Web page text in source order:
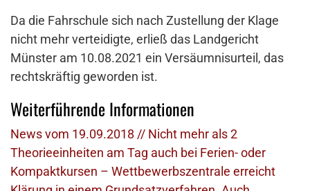
Da die Fahrschule sich nach Zustellung der Klage
nicht mehr verteidigte, erließ das Landgericht
Münster am 10.08.2021 ein Versäumnisurteil, das
rechtskräftig geworden ist.
Weiterführende Informationen
News vom 19.09.2018 // Nicht mehr als 2
Theorieeinheiten am Tag auch bei Ferien- oder
Kompaktkursen – Wettbewerbszentrale erreicht